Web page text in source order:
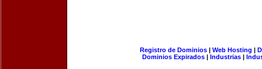
Registro de Dominios| Web Hosting |
Dominios Expirados | Industrias |